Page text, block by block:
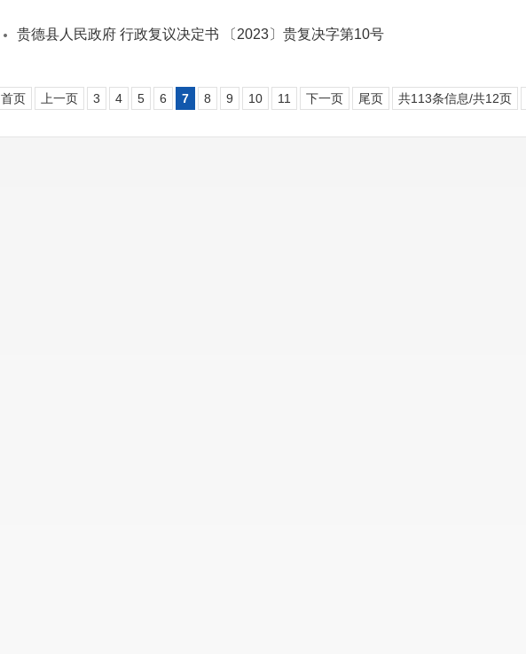
贵德县人民政府 行政复议决定书 〔2023〕贵复决字第10号
首页 上一页 3 4 5 6 7 8 9 10 11 下一页 尾页 共113条信息/共12页